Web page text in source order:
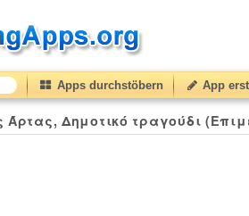
Apps durchstöbern App
Άρτας, Δημοτικό τραγούδι